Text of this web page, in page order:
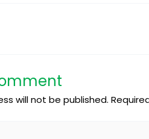
will not be published.